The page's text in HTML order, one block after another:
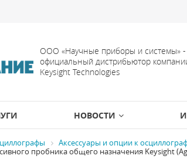
ООО «Научные приборы и системы» -
официальный дистрибьютор
Keysight Technologies
НОВОСТИ
Аксессуары и опции к
пробника общего назначения Keysight